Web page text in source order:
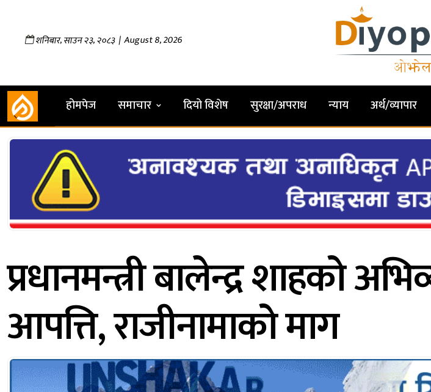
शनिबार,साउन२३,२०८३| August 8, 2026
होमपेज समाचार दियो विशेष सुरक्षा/अपराध न्याय अर्थ/व्यापार
प्रधानमन्त्री बालेन्द्र शाहको
आपत्ति, राजीनामाको माग